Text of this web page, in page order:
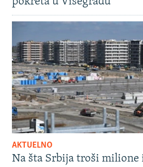
AKTUELNO
Na šta Srbija troši milione